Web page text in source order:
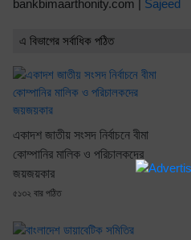
bankbimaarthonity.com | Sajeed
এ বিভাগের সর্বাধিক পঠিত
একাদশ জাতীয় সংসদ নির্বাচনে বীমা
কোম্পানির মালিক ও পরিচালকদের
জয়জয়কার
৫১৩২ বার পঠিত